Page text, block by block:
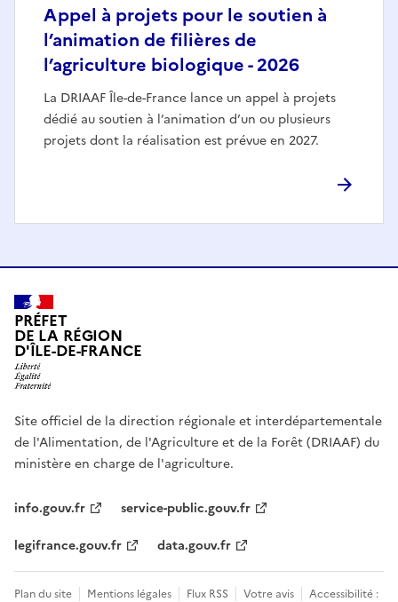
Appel à projets pour le soutien à
l’animation de filières de
l’agriculture biologique - 2026
La DRIAAF Île-de-France lance un appel à projets
dédié au soutien à l’animation d’un ou plusieurs
projets dont la réalisation est prévue en 2027.
PRÉFET
DE LA RÉGION
D'ÎLE-DE-FRANCE
Site officiel de la direction régionale et interdépartementale
de l'Alimentation, de l'Agriculture et de la Forêt (DRIAAF) du
ministère en charge de l'agriculture.
info.gouv.fr
service-public.gouv.fr
legifrance.gouv.fr
data.gouv.fr
Plan du site Mentions légales Flux RSS Votre avis Accessibilité :